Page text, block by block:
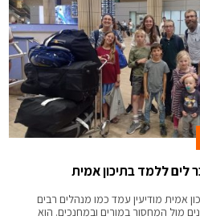
לים ללמד בתיכון אמית
אמית מודיעין עמד כמו מנהלים רבים
מול המחסור במורים ובמחנכים. הוא